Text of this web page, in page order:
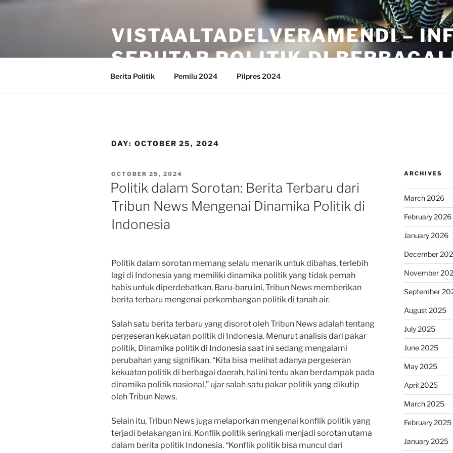
Skip
VISTAALTADELVERAMENDI –
SEPUTAR POLITIK DI BERBAGAI
Berita Politik Pemilu 2024 Pilpres 2024
DAY: OCTOBER 25, 2024
POSTED
ON
OCTOBER 25, 2024
Politik dalam Sorotan: Berita Terbaru dari
Tribun News Mengenai Dinamika Politik di
Indonesia
Politik dalam sorotan memang selalu menarik untuk dibahas, terlebih
lagi di Indonesia yang memiliki dinamika politik yang tidak pernah
habis untuk diperdebatkan. Baru-baru ini, Tribun News memberikan
berita terbaru mengenai perkembangan politik di tanah air.
Salah satu berita terbaru yang disorot oleh Tribun News adalah tentang
pergeseran kekuatan politik di Indonesia. Menurut analisis dari pakar
politik, Dinamika politik di Indonesia saat ini sedang mengalami
perubahan yang signifikan. “Kita bisa melihat adanya pergeseran
kekuatan politik di berbagai daerah, hal ini tentu akan berdampak pada
dinamika politik nasional,” ujar salah satu pakar politik yang dikutip
oleh Tribun News.
Selain itu, Tribun News juga melaporkan mengenai konflik politik yang
terjadi belakangan ini. Konflik politik seringkali menjadi sorotan utama
dalam berita politik Indonesia. “Konflik politik bisa muncul dari
ARCHIVES
March 2026
February 2026
January 2026
December
November
September
August 2025
July 2025
June 2025
May 2025
April 2025
March 2025
February 2025
January 2025